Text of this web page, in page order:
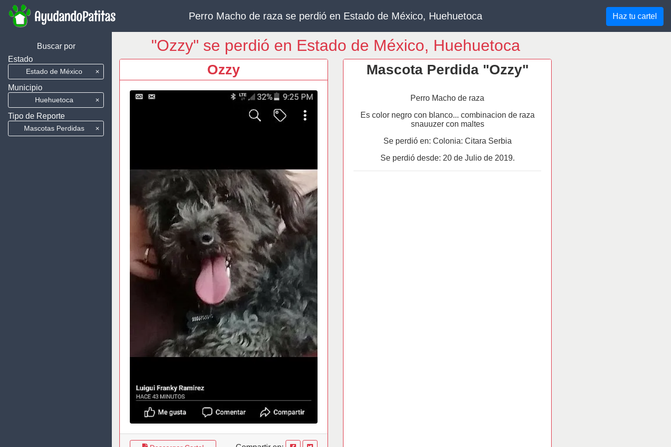
AyudandoPatitas Perro Macho de raza se perdió en Estado de México, Huehuetoca Haz tu cartel
Buscar por
Estado
Estado de México ×
Municipio
Huehuetoca ×
Tipo de Reporte
Mascotas Perdidas ×
"Ozzy" se perdió en Estado de México, Huehuetoca
Ozzy Mascota Perdida "Ozzy"
Perro Macho de raza
Es color negro con blanco... combinacion de raza
snauuzer con maltes
Se perdió en: Colonia: Citara Serbia
Se perdió desde: 20 de Julio de 2019.